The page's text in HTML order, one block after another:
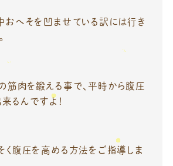
おへそを凹ませている訳には行き
筋肉を鍛える事で、平時から腹圧
るんですよ！
く腹圧を高める方法をご指導しま